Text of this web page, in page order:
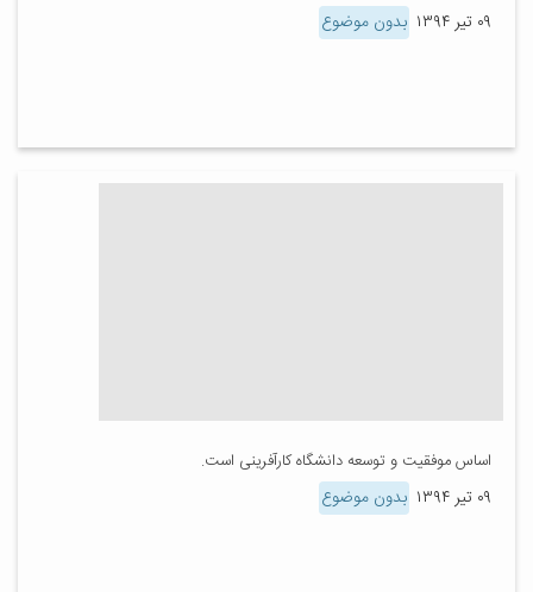
۰۹ تیر ۱۳۹۴ بدون موضوع
اساس موفقیت و توسعه دانشگاه کارآفرینی است.
۰۹ تیر ۱۳۹۴ بدون موضوع